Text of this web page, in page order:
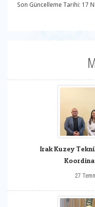
Son Güncelleme Tarihi: 17
Irak Kuzey
27